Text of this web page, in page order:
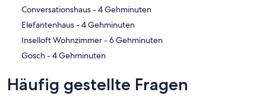
‪Conversationshaus - ‬4 Gehminuten
‪Elefantenhaus - ‬4 Gehminuten
‪Inselloft Wohnzimmer - ‬6 Gehminuten
‪Gosch - ‬4 Gehminuten
Häufig gestellte Fragen